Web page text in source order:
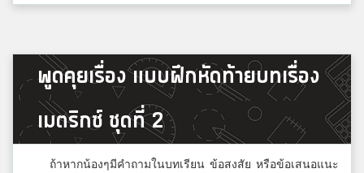
วินเนอร์
สารวิทยา 5
Ninan
5
พูดคุยเรื่อง แบบฝึกหัดท้ายบทเรื่อง
เมตริกซ์ ชุดที่ 2
ถ้าหากน้องๆมีคำถามในบทเรียน ข้อสงสัย หรือข้อเสนอแนะ